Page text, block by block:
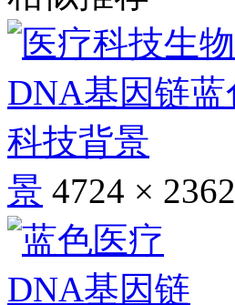
景 4724 × 2362